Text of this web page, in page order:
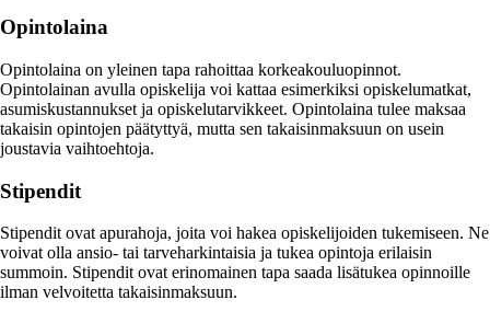
Opintolaina
Opintolaina on yleinen tapa rahoittaa korkeakouluopinnot.
Opintolainan avulla opiskelija voi kattaa esimerkiksi opiskelumatkat,
asumiskustannukset ja opiskelutarvikkeet. Opintolaina tulee maksaa
takaisin opintojen päätyttyä, mutta sen takaisinmaksuun on usein
joustavia vaihtoehtoja.
Stipendit
Stipendit ovat apurahoja, joita voi hakea opiskelijoiden tukemiseen. Ne
voivat olla ansio- tai tarveharkintaisia ja tukea opintoja erilaisin
summoin. Stipendit ovat erinomainen tapa saada lisätukea opinnoille
ilman velvoitetta takaisinmaksuun.